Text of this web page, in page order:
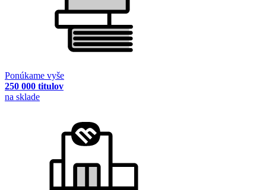
Ponúkame vyše
250 000 titulov
na sklade